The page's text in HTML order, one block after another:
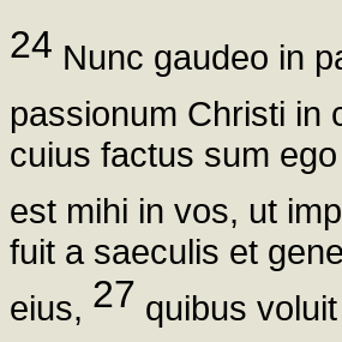
24 Nunc gaudeo in
passionum Christi in
cuius factus sum
est mihi in vos, ut
fuit a saeculis et
eius, 27 quibus